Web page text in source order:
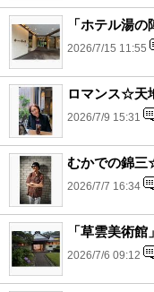
「ホテル湯
2026/7/15 11:55
ロマンス☆天
2026/7/9 15:31
むかでの錦三
2026/7/7 16:34
「草雲美術
2026/7/6 09:12